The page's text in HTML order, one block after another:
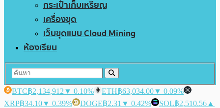
กระเป๋าเก็บเหรียญ
เครื่องขุด
เว็บขุดแบบ Cloud Mining
ห้องเรียน
BTC฿2,134,912 ▼ 0.10% ETH฿63,034.00▼ 0.09%
XRP฿34.10▼ 0.39% DOGE฿2.31 ▼ 0.42% SOL฿2,510.56 ▲